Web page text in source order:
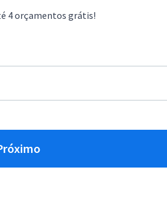
4 orçamentos grátis!